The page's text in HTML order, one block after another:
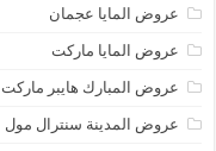
عروض المايا عجمان
عروض المايا ماركت
عروض المبارك هايبر ماركت
عروض المدينة سنترال مول